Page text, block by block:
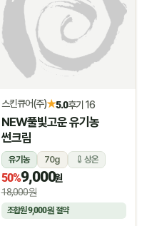
스킨큐어(주)★5.0후기 16
NEW풀빛고운 유기농
썬크림
유기농 70g 상온
50%9,000원
18,000원
조합원9,000원절약